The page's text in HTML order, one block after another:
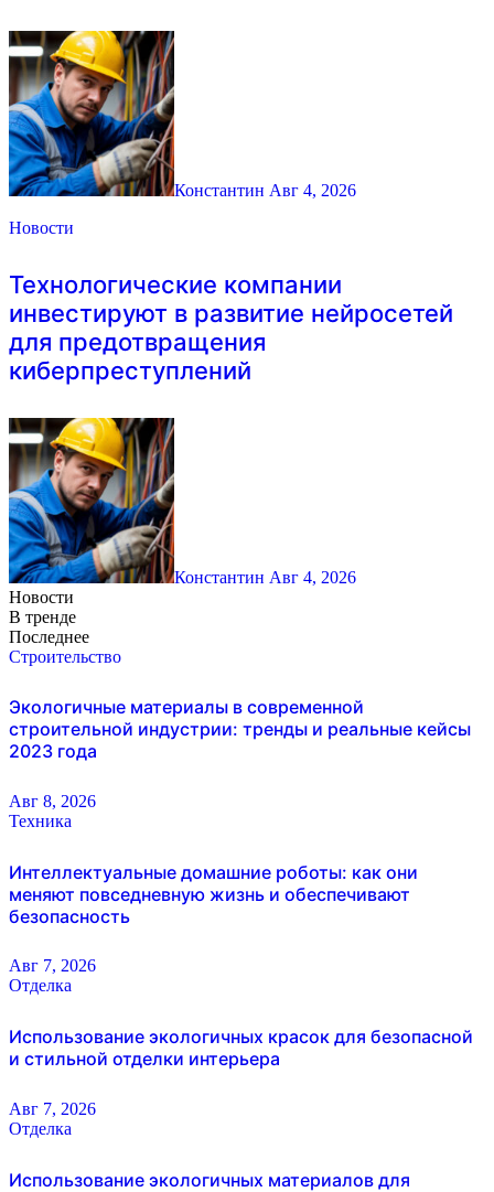
Константин Авг 4, 2026
Новости
Технологические компании
инвестируют в развитие нейросетей
для предотвращения
киберпреступлений
Константин Авг 4, 2026
Новости
В тренде
Последнее
Строительство
Экологичные материалы в современной
строительной индустрии: тренды и реальные кейсы
2023 года
Авг 8, 2026
Техника
Интеллектуальные домашние роботы: как они
меняют повседневную жизнь и обеспечивают
безопасность
Авг 7, 2026
Отделка
Использование экологичных красок для безопасной
и стильной отделки интерьера
Авг 7, 2026
Отделка
Использование экологичных материалов для